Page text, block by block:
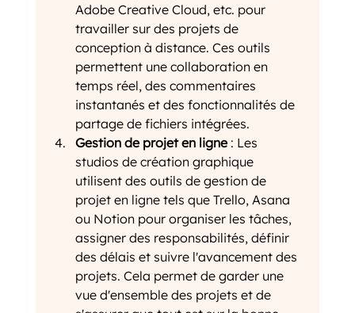
Adobe Creative Cloud, etc. pour
travailler sur des projets de
conception à distance. Ces outils
permettent une collaboration en
temps réel, des commentaires
instantanés et des fonctionnalités de
partage de fichiers intégrées.
Gestion de projet en ligne : Les
studios de création graphique
utilisent des outils de gestion de
projet en ligne tels que Trello, Asana
ou Notion pour organiser les tâches,
assigner des responsabilités, définir
des délais et suivre l'avancement des
projets. Cela permet de garder une
vue d'ensemble des projets et de